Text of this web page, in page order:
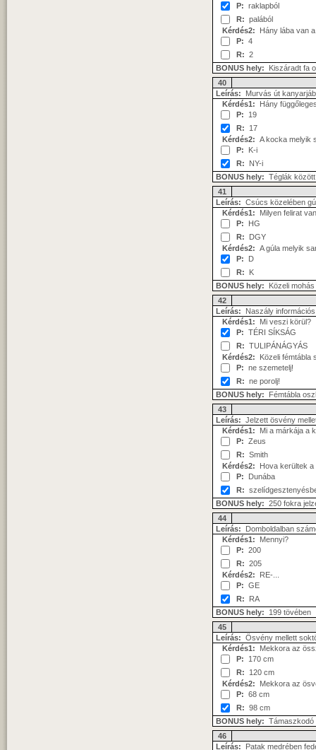
P: raklapból
R: palából
Kérdés2: Hány lába van
P: 4
R: 2
BONUS hely: Kiszáradt fa
40
Leírás: Murvás út
Kérdés1: Hány
P: 19
R: 17
Kérdés2: A kocka melyik
P: K-i
R: NY-i
BONUS hely: Téglák között
41
Leírás: Csúcs közelében
Kérdés1: Milyen felirat
P: HG
R: DGY
Kérdés2: A gúla melyik
P: D
R: K
BONUS hely: Közeli
42
Leírás: Naszály
Kérdés1: Mi veszi körül?
P: TÉRI SÍKSÁG
R: TULIPÁNÁGYÁS
Kérdés2: Közeli fémtábla
P: ne szemetelj!
R: ne porolj!
BONUS hely: Fémtábla
43
Leírás: Jelzett ösvény
Kérdés1: Mi a márkája a
P: Zeus
R: Smith
Kérdés2: Hova kerültek a
P: Dunába
R:
BONUS hely: 250 fokra
44
Leírás: Domboldalban
Kérdés1: Mennyi?
P: 200
R: 205
Kérdés2: RE-...
P: GE
R: RA
BONUS hely: 199 tövében
45
Leírás: Ösvény mellett
Kérdés1: Mekkora az
P: 170 cm
R: 120 cm
Kérdés2: Mekkora az
P: 68 cm
R: 98 cm
BONUS hely: Támaszkodó
46
Leírás: Patak medrében